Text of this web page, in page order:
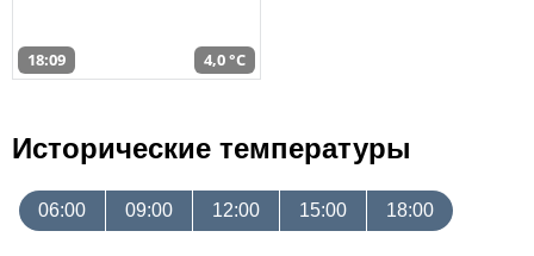
18:09 4,0 °C
Исторические температуры
06:00 09:00 12:00 15:00 18:00